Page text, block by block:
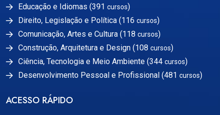
Educação e Idiomas (391 cursos)
Direito, Legislação e Política (116 cursos)
Comunicação, Artes e Cultura (118 cursos)
Construção, Arquitetura e Design (108 cursos)
Ciência, Tecnologia e Meio Ambiente (344 cursos)
Desenvolvimento Pessoal e Profissional (481 cursos)
ACESSO RÁPIDO